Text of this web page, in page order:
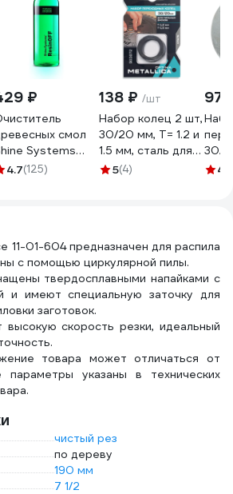
₽
смол
Systems
750 мл
4.7(125)
138 ₽ /шт
Набор колец 2 шт,
30/20 мм, Т= 1.2 и
1.5 мм, сталь для
пильных дисков
5(4)
97
30/
4.7
11-01-604 предназначен для распила
с помощью циркулярной пилы.
твердосплавными напайками с
и имеют специальную заточку для
заготовок.
высокую скорость резки, идеальный
товара может отличаться от
параметры указаны в технических
чистый рез
по дереву
190 мм
7 1/2